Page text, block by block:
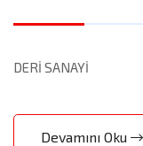
DERİ SANAYİ
Devamını Oku